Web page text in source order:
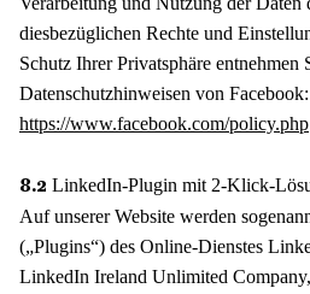
diesbezüglichen Rechte und
Schutz Ihrer Privatsphäre entnehmen
Datenschutzhinweisen von Facebook:
https://www.facebook.com/policy.php
8.2 LinkedIn-Plugin mit 2-Klick-
Auf unserer Website werden
(„Plugins“) des Online-Dienstes
LinkedIn Ireland Unlimited